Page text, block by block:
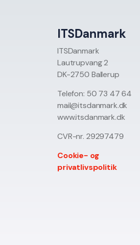
ITSDanmark
ITSDanmark
Lautrupvang 2
DK-2750 Ballerup
Telefon: 50 73 47 64
mail@itsdanmark.dk
www.itsdanmark.dk
CVR-nr. 29297479
Cookie- og
privatlivspolitik